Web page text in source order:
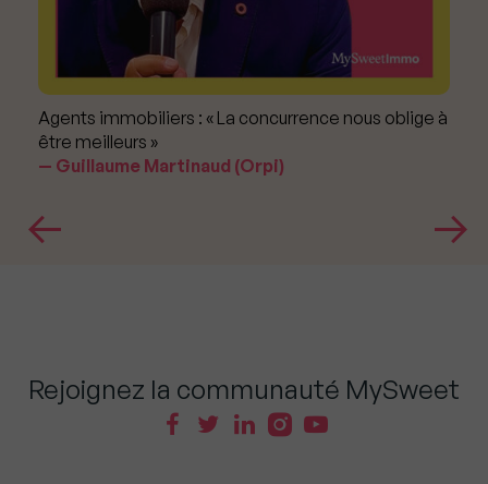
Agents immobiliers : « La concurrence nous oblige à
être meilleurs »
Guillaume Martinaud (Orpi)
Rejoignez la communauté MySweet